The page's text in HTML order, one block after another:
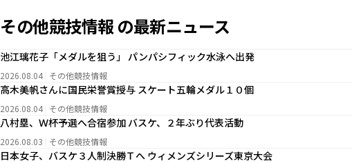
その他競技情報 の最新ニュース
池江璃花子「メダルを狙う」 パンパシフィック水泳へ出発
2026.08.04 その他競技情報
高木美帆さんに国民栄誉賞授与 スケート五輪メダル１０個
2026.08.04 その他競技情報
八村塁、Ｗ杯予選へ合宿参加 バスケ、２年ぶり代表活動
2026.08.03 その他競技情報
日本女子、バスケ３人制決勝Ｔへ ウィメンズシリーズ東京大会